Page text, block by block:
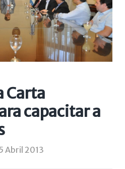
Carta
capacitar a
Abril 2013